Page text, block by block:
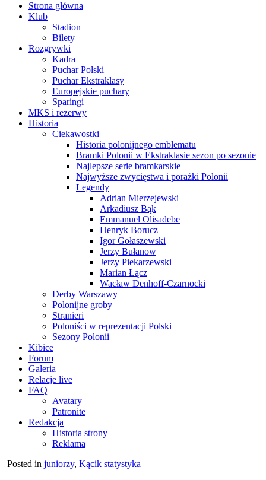
Strona główna
Klub
Stadion
Bilety
Rozgrywki
Kadra
Puchar Polski
Puchar Ekstraklasy
Europejskie puchary
Sparingi
MKS i rezerwy
Historia
Ciekawostki
Historia polonijnego emblematu
Bramki Polonii w Ekstraklasie sezon po sezonie
Najlepsze serie bramkarskie
Najwyższe zwycięstwa i porażki Polonii
Legendy
Adrian Mierzejewski
Arkadiusz Bąk
Emmanuel Olisadebe
Henryk Borucz
Igor Gołaszewski
Jerzy Bułanow
Jerzy Piekarzewski
Marian Łącz
Wacław Denhoff-Czarnocki
Derby Warszawy
Polonijne groby
Stranieri
Poloniści w reprezentacji Polski
Sezony Polonii
Kibice
Forum
Galeria
Relacje live
FAQ
Avatary
Patronite
Redakcja
Historia strony
Reklama
Posted in juniorzy, Kącik statystyka